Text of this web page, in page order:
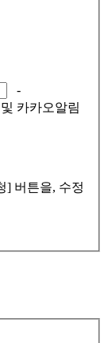
-
카카오알림
] 버튼을, 수정